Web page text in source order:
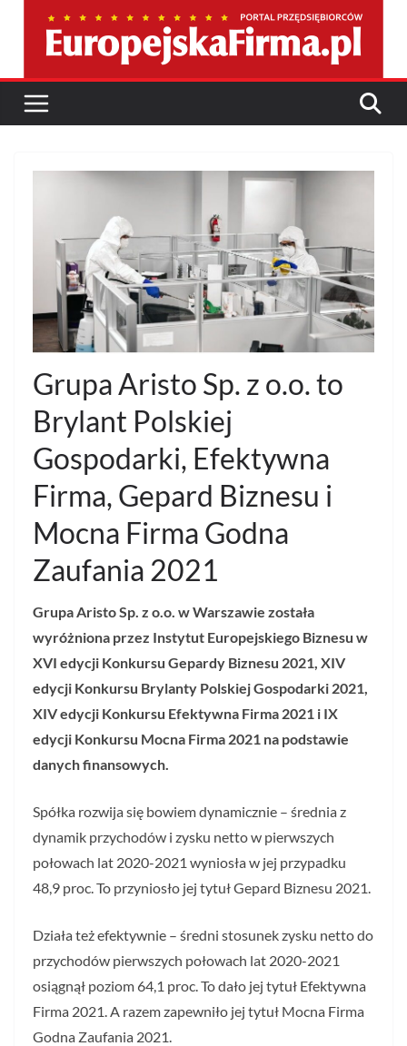
Grupa Aristo Sp. z o.o. to
Brylant Polskiej
Gospodarki, Efektywna
Firma, Gepard Biznesu i
Mocna Firma Godna
Zaufania 2021
Grupa Aristo Sp. z o.o. w Warszawie została
wyróżniona przez Instytut Europejskiego Biznesu w
XVI edycji Konkursu Gepardy Biznesu 2021, XIV
edycji Konkursu Brylanty Polskiej Gospodarki 2021,
XIV edycji Konkursu Efektywna Firma 2021 i IX
edycji Konkursu Mocna Firma 2021 na podstawie
danych finansowych.
Spółka rozwija się bowiem dynamicznie – średnia z
dynamik przychodów i zysku netto w pierwszych
połowach lat 2020-2021 wyniosła w jej przypadku
48,9 proc. To przyniosło jej tytuł Gepard Biznesu 2021.
Działa też efektywnie – średni stosunek zysku netto do
przychodów pierwszych połowach lat 2020-2021
osiągnął poziom 64,1 proc. To dało jej tytuł Efektywna
Firma 2021. A razem zapewniło jej tytuł Mocna Firma
Godna Zaufania 2021.